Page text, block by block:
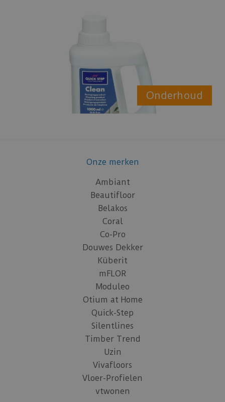
Onderhoud
Onze merken
Ambiant
Beautifloor
Belakos
Coral
Co-Pro
Douwes Dekker
Küberit
mFLOR
Moduleo
Otium at Home
Quick-Step
Silentlines
Timber Trend
Uzin
Vivafloors
Vloer-Profielen
vtwonen